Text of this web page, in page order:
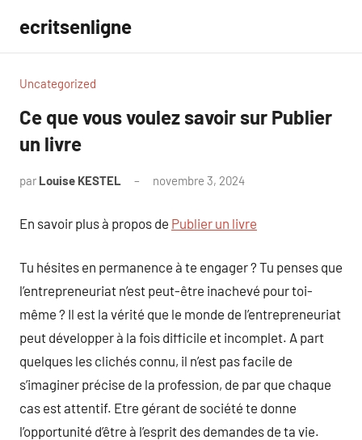
contenu
ecritsenligne
Uncategorized
Ce que vous voulez savoir sur Publier
un livre
par Louise KESTEL novembre 3, 2024
En savoir plus à propos de Publier un livre
Tu hésites en permanence à te engager ? Tu penses que
l’entrepreneuriat n’est peut-être inachevé pour toi-
même ? Il est la vérité que le monde de l’entrepreneuriat
peut développer à la fois difficile et incomplet. A part
quelques les clichés connu, il n’est pas facile de
s’imaginer précise de la profession, de par que chaque
cas est attentif. Etre gérant de société te donne
l’opportunité d’être à l’esprit des demandes de ta vie.